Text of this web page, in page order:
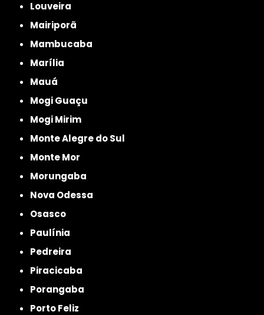
Louveira
Mairiporã
Mambucaba
Marília
Mauá
Mogi Guaçu
Mogi Mirim
Monte Alegre do Sul
Monte Mor
Morungaba
Nova Odessa
Osasco
Paulínia
Pedreira
Piracicaba
Porangaba
Porto Feliz